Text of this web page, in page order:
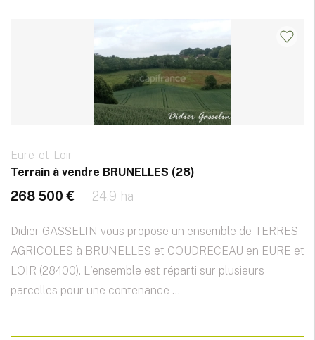
Eure-et-Loir
Terrain à vendre BRUNELLES (28)
268 500 € 24.9 ha
Didier GASSELIN vous propose un ensemble de TERRES
AGRICOLES à BRUNELLES et COUDRECEAU en EURE et
LOIR (28400). L'ensemble est réparti sur plusieurs
parcelles pour une contenance ...